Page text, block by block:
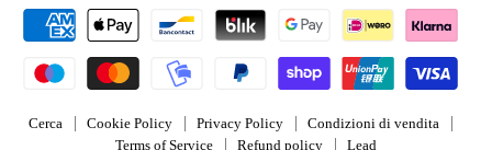
Cerca Cookie Policy Privacy Policy
Condizioni di vendita
Terms of Service
Refund policy Lead